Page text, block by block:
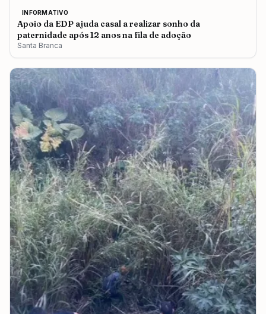
INFORMATIVO
Apoio da EDP ajuda casal a realizar sonho da
paternidade após 12 anos na fila de adoção
Santa Branca